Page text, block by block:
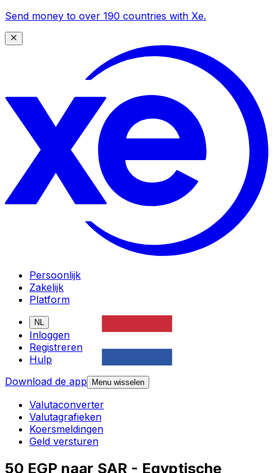
Send money to over 190 countries with Xe.
Persoonlijk
Zakelijk
Platform
NL
Inloggen
Registreren
Hulp
Download de app
Menu wisselen
Valutaconverter
Valutagrafieken
Koersmeldingen
Geld versturen
50 EGP naar SAR - Egyptische